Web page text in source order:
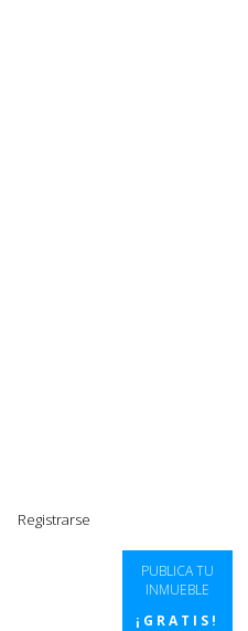
Registrarse
PUBLICA TU
INMUEBLE
¡GRATIS!